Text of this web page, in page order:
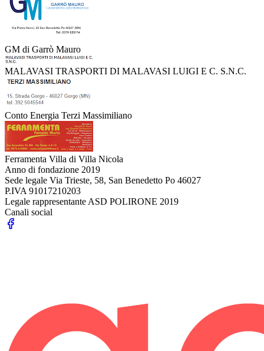
GM di Garrò Mauro
MALAVASI TRASPORTI DI MALAVASI LUIGI E C. S.N.C.
Conto Energia Terzi Massimiliano
Ferramenta Villa di Villa Nicola
Anno di fondazione 2019
Sede legale Via Trieste, 58, San Benedetto Po 46027
P.IVA 91017210203
Legale rappresentante ASD POLIRONE 2019
Canali social